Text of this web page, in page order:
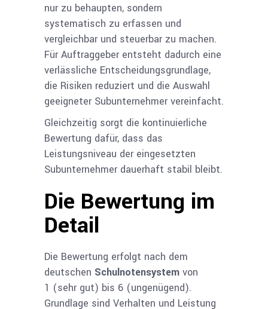
nur zu behaupten, sondern
systematisch zu erfassen und
vergleichbar und steuerbar zu machen.
Für Auftraggeber entsteht dadurch eine
verlässliche Entscheidungsgrundlage,
die Risiken reduziert und die Auswahl
geeigneter Subunternehmer vereinfacht.
Gleichzeitig sorgt die kontinuierliche
Bewertung dafür, dass das
Leistungsniveau der eingesetzten
Subunternehmer dauerhaft stabil bleibt.
Die Bewertung im
Detail
Die Bewertung erfolgt nach dem
deutschen Schulnotensystem von
1 (sehr gut) bis 6 (ungenügend).
Grundlage sind Verhalten und Leistung